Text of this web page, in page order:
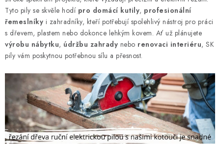
p
r
v
k
y
v
ý
p
s
u
k
o
v
á
n
í
Tyto pily se skvěle hodí pro domácí kutily, profesionální
řemeslníky i zahradníky, kteří potřebují spolehlivý nástroj pro práci
s dřevem, plastem nebo dokonce lehkým kovem. Ať už plánujete
výrobu nábytku, údržbu zahrady nebo renovaci interiéru, SK
pily vám poskytnou potřebnou sílu a přesnost.